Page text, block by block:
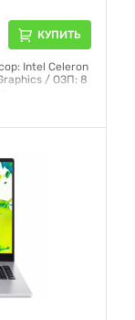
КУПИТЬ
Intel Celeron
/ ОЗП: 8